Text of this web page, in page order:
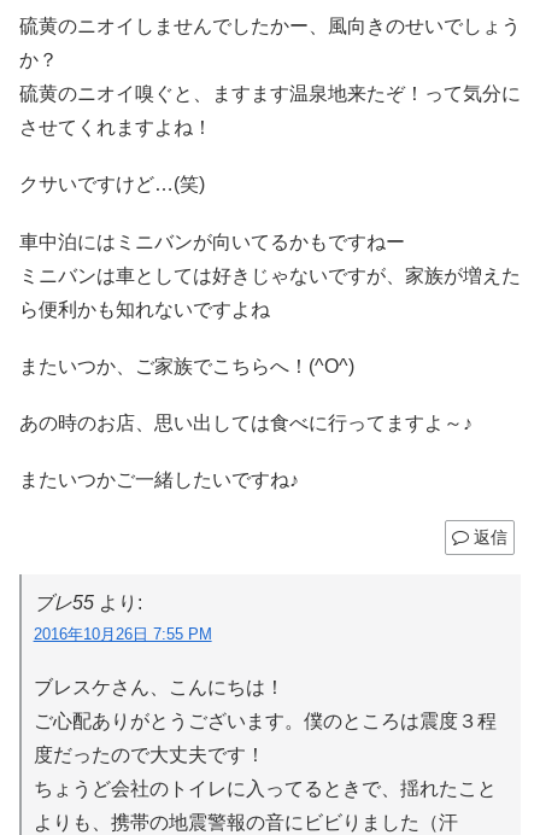
硫黄のニオイしませんでしたかー、風向きのせいでしょう
か？
硫黄のニオイ嗅ぐと、ますます温泉地来たぞ！って気分に
させてくれますよね！
クサいですけど…(笑)
車中泊にはミニバンが向いてるかもですねー
ミニバンは車としては好きじゃないですが、家族が増えた
ら便利かも知れないですよね
またいつか、ご家族でこちらへ！(^O^)
あの時のお店、思い出しては食べに行ってますよ～♪
またいつかご一緒したいですね♪
返信
ブレ55 より:
2016年10月26日 7:55 PM
ブレスケさん、こんにちは！
ご心配ありがとうございます。僕のところは震度３程
度だったので大丈夫です！
ちょうど会社のトイレに入ってるときで、揺れたこと
よりも、携帯の地震警報の音にビビりました（汗